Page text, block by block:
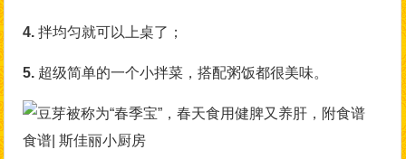
4. 拌均匀就可以上桌了；
5. 超级简单的一个小拌菜，搭配粥饭都很美味。
食谱| 斯佳丽小厨房